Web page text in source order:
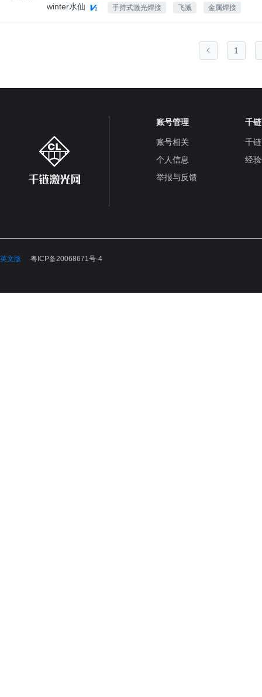
winter水仙 手持式激光焊接 飞溅 金属焊接
1
账号管理
账号相关
个人信息
举报与反馈
千
千
经
英文版 粤ICP备20068671号-4